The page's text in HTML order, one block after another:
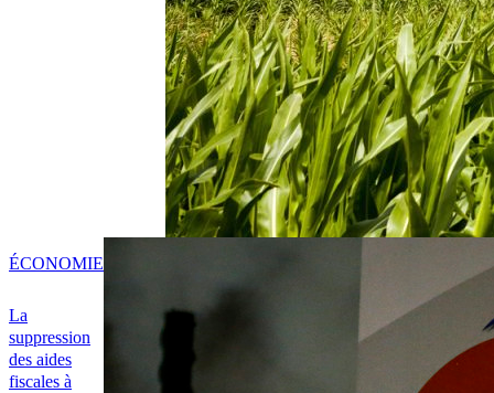
La
suppression
des aides
fiscales à
ÉCONOMIE